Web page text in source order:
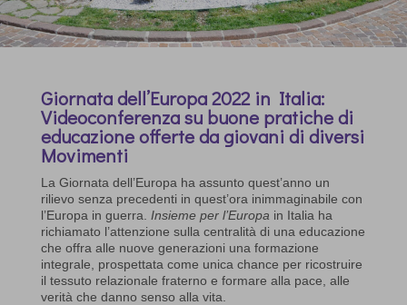
Giornata dell’Europa 2022 in Italia:
Videoconferenza su buone pratiche di
educazione offerte da giovani di diversi
Movimenti
La Giornata dell’Europa ha assunto quest’anno un
rilievo senza precedenti in quest’ora inimmaginabile con
l’Europa in guerra. Insieme per l’Europa in Italia ha
richiamato l’attenzione sulla centralità di una educazione
che offra alle nuove generazioni una formazione
integrale, prospettata come unica chance per ricostruire
il tessuto relazionale fraterno e formare alla pace, alle
verità che danno senso alla vita.